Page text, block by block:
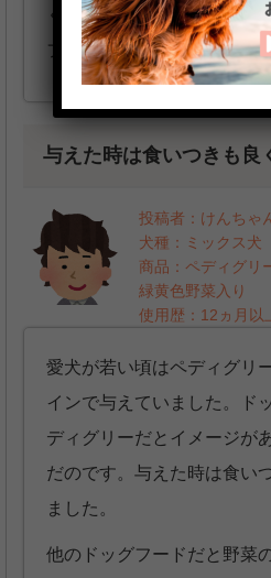
く、健康そのものに愛犬が
フードをメインにしていま
与えた時は食いつきも良
投稿者：けんちゃ
犬種：ミックス犬
商品：ペディグリ
緑黄色野菜入り
使用歴：12ヵ月以
愛犬が若い頃はペディグリ
インで与えていました。ド
ディグリーだとイメージが
だのです。与えた時は食い
ました。
他のドッグフードだと野菜